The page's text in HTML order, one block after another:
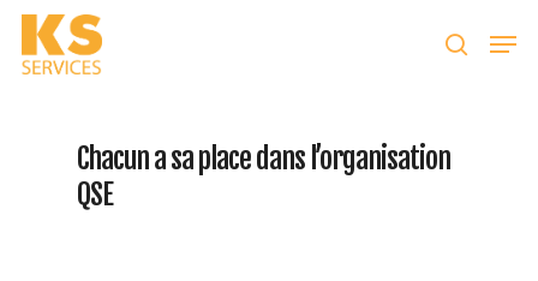
Taper entrer pour lancer la recherche ou ESC
pour fermer
Chacun a sa place dans l’organisation
QSE